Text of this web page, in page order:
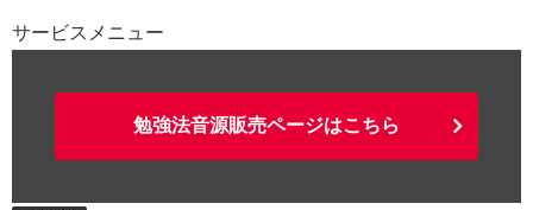
サービスメニュー
勉強法音源販売ページはこちら